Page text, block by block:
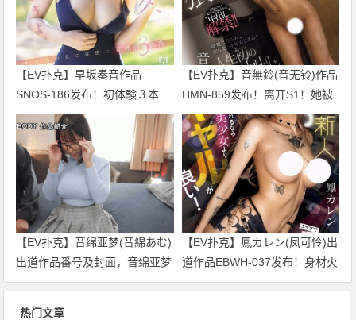
【EV扑克】早坂奏音作品
SNOS-186发布！初体験３本
番！他的美好BODY要被污染
了！【EV扑克官网】
【EV扑克】音無鈴(音无铃)作品
HMN-859发布！离开S1！她被
妈妈卖了中出解禁！【EV扑克
官网】
【EV扑克】音绵亚梦(音綿あむ)
出道作品番号及封面，音绵亚梦
个人简介【EV扑克官网】
【EV扑克】鳳カレン(凤可怜)出
道作品EBWH-037发布！身材火
辣作风剽悍的辣妺！一身刺青的
热门文章